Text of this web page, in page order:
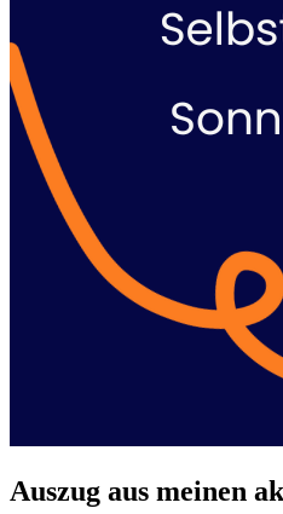
Auszug aus meinen